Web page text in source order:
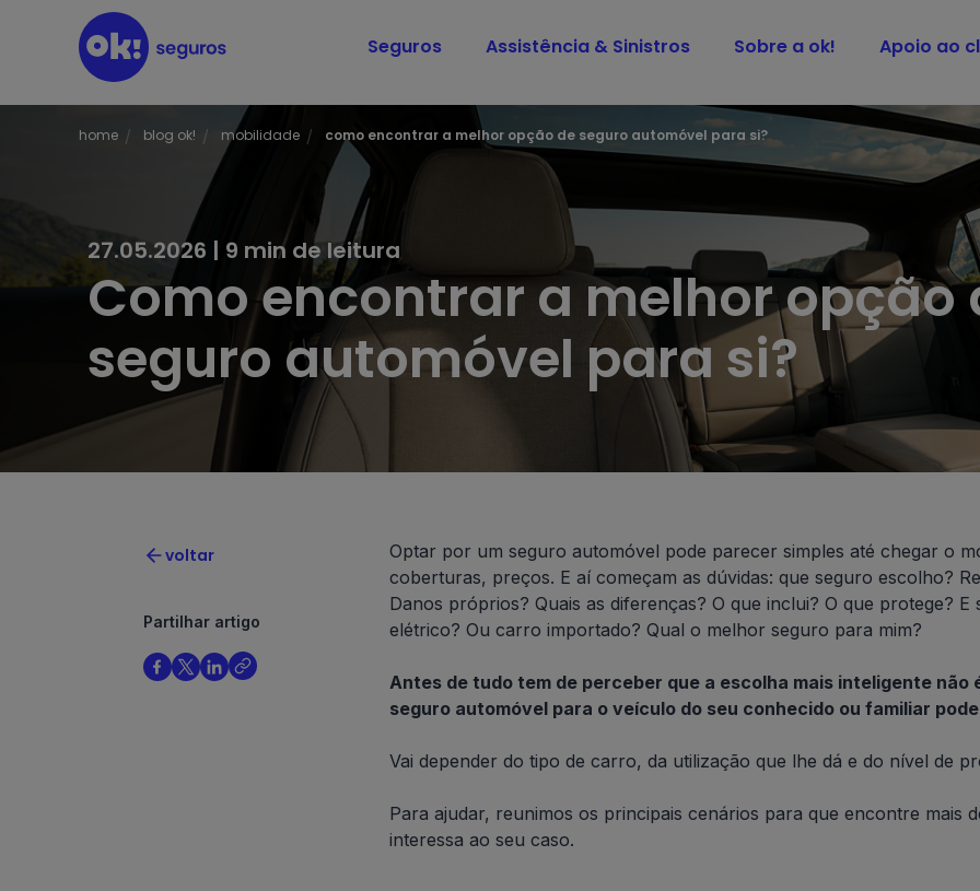
Seguros Assistência & Sinistros Sobre a ok! Apoio ao
home blog ok! mobilidade como encontrar a melhor opção de seguro automóvel para si?
27.05.2026 | 9 min de leitura
Como encontrar a melhor opção
seguro automóvel para si?
voltar
Partilhar artigo
Optar por um seguro automóvel pode parecer simples até chegar o
coberturas, preços. E aí começam as dúvidas: que seguro escolho?
Danos próprios? Quais as diferenças? O que inclui? O que protege?
elétrico? Ou carro importado? Qual o melhor seguro para mim?
Antes de tudo tem de perceber que a escolha mais inteligente não
seguro automóvel para o veículo do seu conhecido ou familiar
Vai depender do tipo de carro, da utilização que lhe dá e do nível de
Para ajudar, reunimos os principais cenários para que encontre mais
interessa ao seu caso.